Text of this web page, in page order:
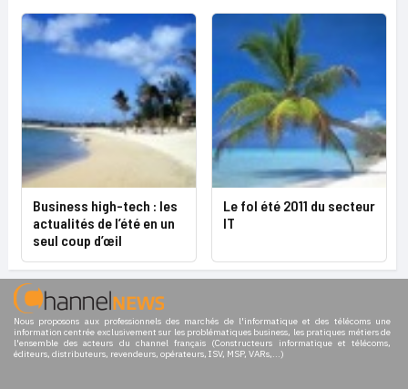
Business high-tech : les
actualités de l’été en un
seul coup d’œil
Le fol été 2011 du secteur
IT
Nous proposons aux professionnels des marchés de l'informatique et des télécoms une
information centrée exclusivement sur les problématiques business, les pratiques métiers de
l'ensemble des acteurs du channel français (Constructeurs informatique et télécoms,
éditeurs, distributeurs, revendeurs, opérateurs, ISV, MSP, VARs,...)